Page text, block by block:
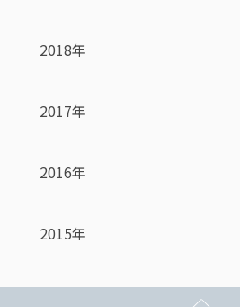
2018年
2017年
2016年
2015年